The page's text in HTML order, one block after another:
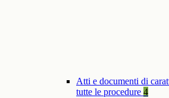
Atti e documenti di
tutte le procedure 4